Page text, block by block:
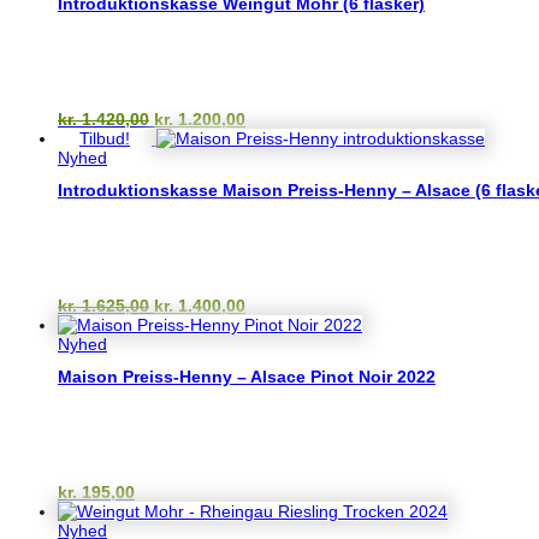
kr. 249,00.kr. 195,00.
kr.1.420,00 Den
oprindelige
kr. 1.420,00.
kr. 1.200,00Den
aktuelle
kr. 1.200,00.
Tilbud!
Nyhed
Introduktionskasse Maison Preiss-Henny – Alsace (6
kr.1.625,00 Den
oprindelige
kr. 1.625,00.
kr. 1.400,00Den
aktuelle
kr. 1.400,00.
Nyhed
Maison Preiss-Henny – Alsace Pinot Noir 2022
kr. 195,00
Nyhed